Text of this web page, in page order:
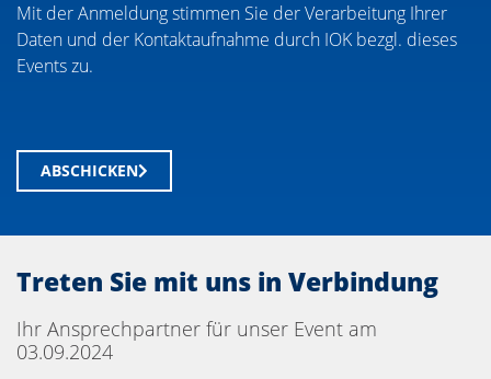
Mit der Anmeldung stimmen Sie der Verarbeitung Ihrer
Daten und der Kontaktaufnahme durch IOK bezgl. dieses
Events zu.
ABSCHICKEN
Treten Sie mit uns in Verbindung
Ihr Ansprechpartner für unser Event am
03.09.2024